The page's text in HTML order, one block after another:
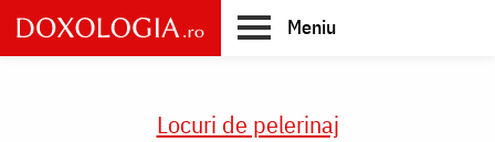
Skip
to
main
Meniu
Locuri de pelerinaj